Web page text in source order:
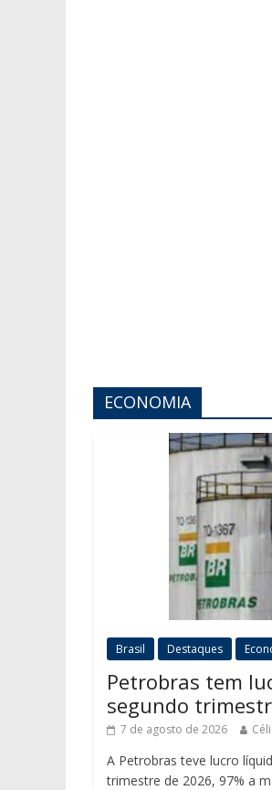
ECONOMIA
Brasil Destaques
Petrobras tem
segundo
7 de agosto de 2026
A Petrobras teve lucro
trimestre de 2026, 97% a